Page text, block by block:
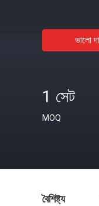
ভালো
1 সেট
MOQ
বৈশিষ্ট্য